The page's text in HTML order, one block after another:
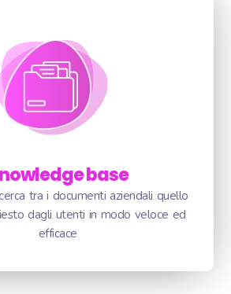
base
tra i documenti aziendali quello
dagli utenti in modo veloce ed
efficace